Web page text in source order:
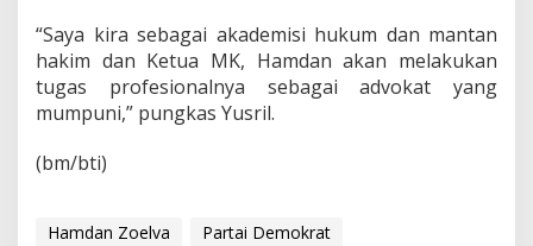
“Saya kira sebagai akademisi hukum dan mantan
hakim dan Ketua MK, Hamdan akan melakukan
tugas profesionalnya sebagai advokat yang
mumpuni,” pungkas Yusril.
(bm/bti)
Hamdan Zoelva
Partai Demokrat